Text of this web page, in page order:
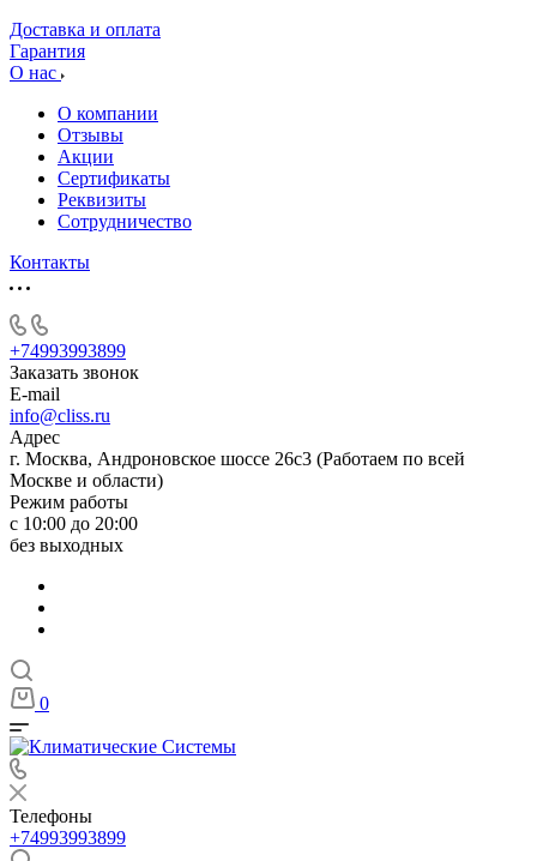
Доставка и оплата
Гарантия
О нас
О компании
Отзывы
Акции
Cертификаты
Реквизиты
Сотрудничество
Контакты
+74993993899
Заказать звонок
E-mail
info@cliss.ru
Адрес
г. Москва, Андроновское шоссе 26с3 (Работаем по всей
Москве и области)
Режим работы
с 10:00 до 20:00
без выходных
0
Телефоны
+74993993899